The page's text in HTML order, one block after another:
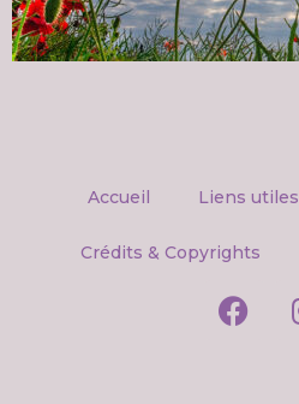
Accueil Liens utiles
Crédits & Copyrights